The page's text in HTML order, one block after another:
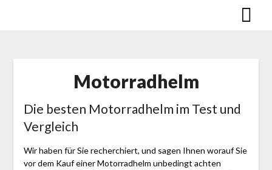
Motorradhelm
Die besten Motorradhelm im Test und
Vergleich
Wir haben für Sie recherchiert, und sagen Ihnen worauf Sie
vor dem Kauf einer Motorradhelm unbedingt achten